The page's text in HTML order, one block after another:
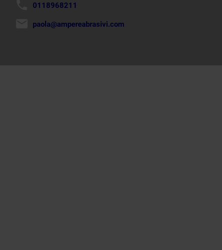
0118968211
paola@ampereabrasivi.com